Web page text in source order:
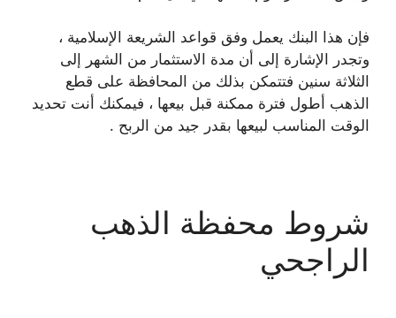
فإن هذا البنك يعمل وفق قواعد الشريعة الإسلامية ،
وتجدر الإشارة إلى أن مدة الاستثمار من الشهر إلى
الثلاثة سنين فتتمكن بذلك من المحافظة على قطع
الذهب أطول فترة ممكنة قبل بيعها ، فيمكنك أنت تحديد
الوقت المناسب لبيعها بقدر جيد من الربح .
شروط محفظة الذهب
الراجحي